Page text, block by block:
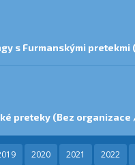
s Furmanskými
preteky (Bez organizace
2020 2021 2022